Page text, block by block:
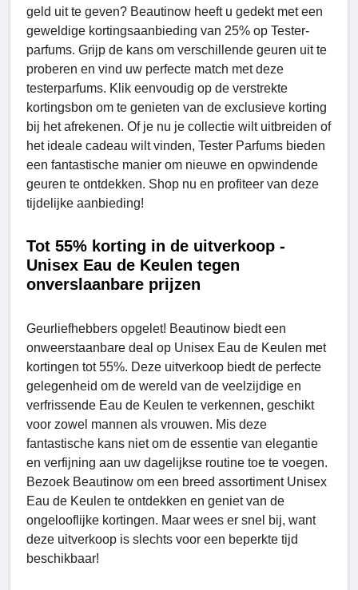
geld uit te geven? Beautinow heeft u gedekt met een
geweldige kortingsaanbieding van 25% op Tester-
parfums. Grijp de kans om verschillende geuren uit te
proberen en vind uw perfecte match met deze
testerparfums. Klik eenvoudig op de verstrekte
kortingsbon om te genieten van de exclusieve korting
bij het afrekenen. Of je nu je collectie wilt uitbreiden of
het ideale cadeau wilt vinden, Tester Parfums bieden
een fantastische manier om nieuwe en opwindende
geuren te ontdekken. Shop nu en profiteer van deze
tijdelijke aanbieding!
Tot 55% korting in de uitverkoop -
Unisex Eau de Keulen tegen
onverslaanbare prijzen
Geurliefhebbers opgelet! Beautinow biedt een
onweerstaanbare deal op Unisex Eau de Keulen met
kortingen tot 55%. Deze uitverkoop biedt de perfecte
gelegenheid om de wereld van de veelzijdige en
verfrissende Eau de Keulen te verkennen, geschikt
voor zowel mannen als vrouwen. Mis deze
fantastische kans niet om de essentie van elegantie
en verfijning aan uw dagelijkse routine toe te voegen.
Bezoek Beautinow om een ​​breed assortiment Unisex
Eau de Keulen te ontdekken en geniet van de
ongelooflijke kortingen. Maar wees er snel bij, want
deze uitverkoop is slechts voor een beperkte tijd
beschikbaar!